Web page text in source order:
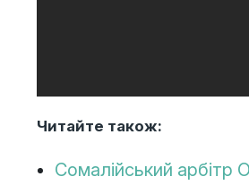
Читайте також:
Сомалійський арбітр